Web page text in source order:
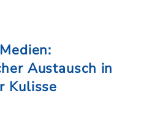
Austausch in
Kulisse